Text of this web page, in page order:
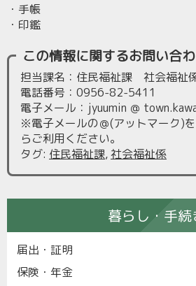
・手帳
・印鑑
この情報に関するお問い合
担当課名：住民福祉課 社会福祉
電話番号：0956-82-5411
電子メール：jyuumin ＠
※電子メールの＠(アットマーク)
らご利用ください。
タグ: 住民福祉課,社会福祉係
暮らし・手続
届出・証明
保険・年金